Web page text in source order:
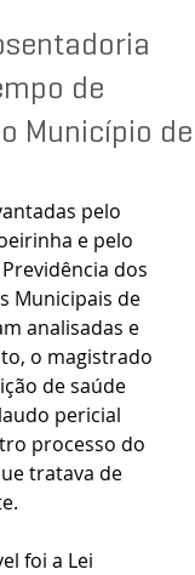
de
Município de
pelo
e pelo
dos
Municipais de
analisadas e
o magistrado
de saúde
pericial
processo do
tratava de
foi a Lei